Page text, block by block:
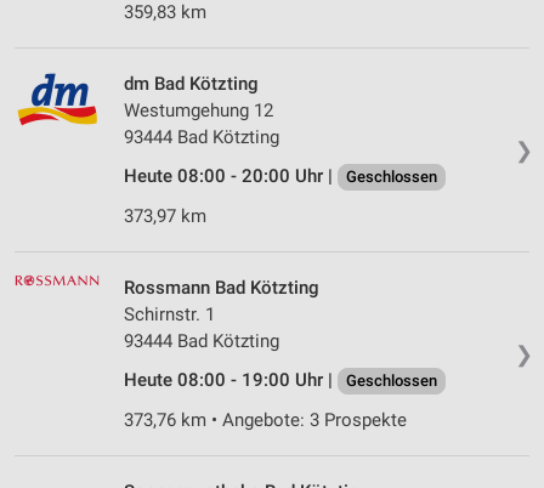
359,83 km
❯
dm Bad Kötzting
Westumgehung 12
93444 Bad Kötzting
Heute 08:00 - 20:00 Uhr |
Geschlossen
373,97 km
❯
Rossmann Bad Kötzting
Schirnstr. 1
93444 Bad Kötzting
Heute 08:00 - 19:00 Uhr |
Geschlossen
373,76 km • Angebote: 3 Prospekte